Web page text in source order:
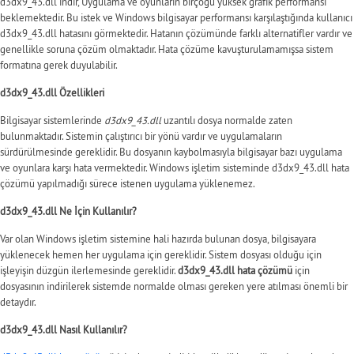
beklemektedir. Bu istek ve Windows bilgisayar performansı karşılaştığında kullanıcı
d3dx9_43.dll hatasını görmektedir. Hatanın çözümünde farklı alternatifler vardır ve
genellikle soruna çözüm olmaktadır. Hata çözüme kavuşturulamamışsa sistem
formatına gerek duyulabilir.
d3dx9_43.dll Özellikleri
Bilgisayar sistemlerinde d3dx9_43.dlluzantılı dosya normalde zaten
bulunmaktadır. Sistemin çalıştırıcı bir yönü vardır ve uygulamaların
sürdürülmesinde gereklidir. Bu dosyanın kaybolmasıyla bilgisayar bazı uygulama
ve oyunlara karşı hata vermektedir. Windows işletim sisteminde d3dx9_43.dll hata
çözümü yapılmadığı sürece istenen uygulama yüklenemez.
d3dx9_43.dll Ne İçin Kullanılır?
Var olan Windows işletim sistemine hali hazırda bulunan dosya, bilgisayara
yüklenecek hemen her uygulama için gereklidir. Sistem dosyası olduğu için
işleyişin düzgün ilerlemesinde gereklidir.d3dx9_43.dll hata çözümü için
dosyasının indirilerek sistemde normalde olması gereken yere atılması önemli bir
detaydır.
d3dx9_43.dll Nasıl Kullanılır?